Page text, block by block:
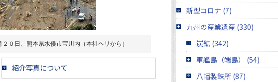
０日、熊本県水俣市宝川内（本社ヘリから）
紹介写真について
新型コロナ (7)
九州の産業遺産 (330)
炭鉱 (342)
軍艦島（端島） (54)
八幡製鉄所 (87)